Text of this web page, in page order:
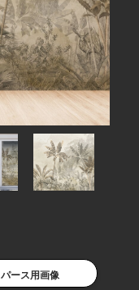
パース用画像